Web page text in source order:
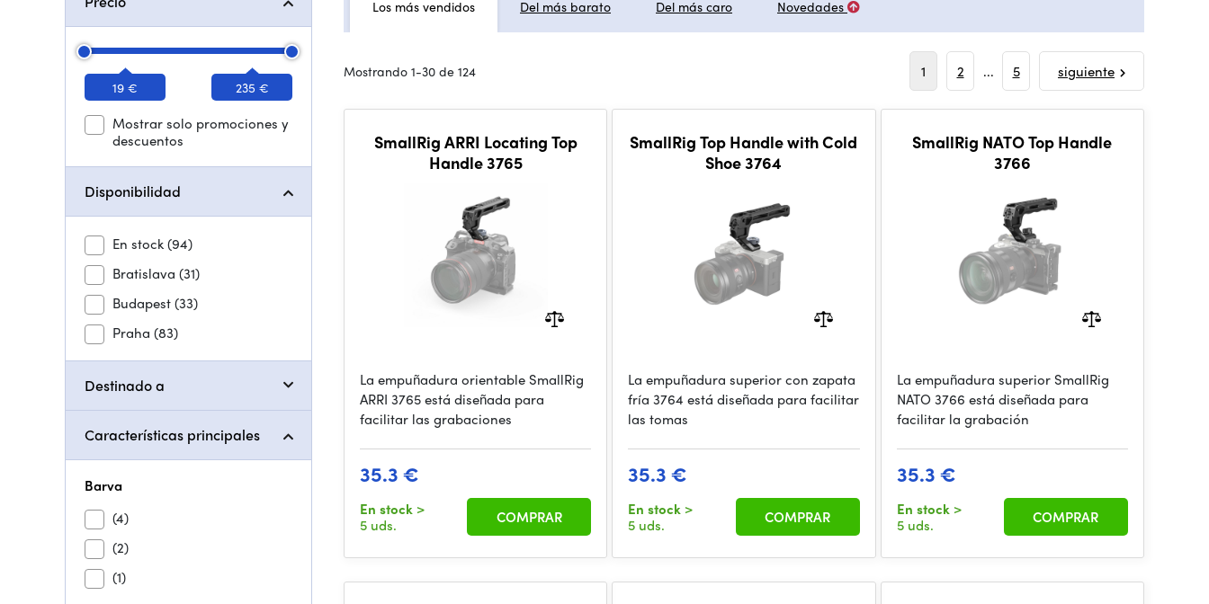
19 € 235 €
Mostrar solo promociones y
descuentos
Disponibilidad
En stock(94)
Bratislava (31)
Budapest(33)
Praha (83)
Destinado a
Características principales
Barva
(4)
(2)
(1)
Los más vendidos Del más barato Del más caro Novedades
Mostrando 1-30 de 124 1 2 ... 5 siguiente
SmallRig ARRI Locating Top
Handle 3765
La empuñadura orientable SmallRig
ARRI 3765 está diseñada para
facilitar las grabaciones
35.3 €
En stock >
5 uds.
COMPRAR
SmallRig Top Handle with Cold
Shoe 3764
La empuñadura superior con zapata
fría 3764 está diseñada para facilitar
las tomas
35.3 €
En stock >
5 uds.
COMPRAR
SmallRig NATO Top Handle
3766
La empuñadura superior SmallRig
NATO 3766 está diseñada para
facilitar la grabación
35.3 €
En stock >
5 uds.
COMPRAR